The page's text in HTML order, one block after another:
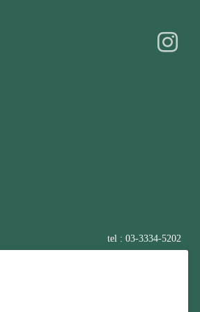
tel : 03-3334-5202